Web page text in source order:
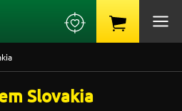
Slovakia